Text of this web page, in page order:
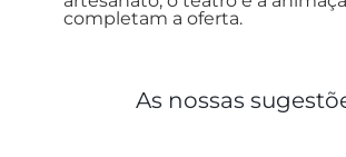
completam a oferta.
As nossas